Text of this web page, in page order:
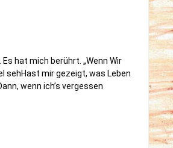
hat mich berührt. „Wenn Wir
sehHast mir gezeigt, was Leben
wenn ich’s vergessen